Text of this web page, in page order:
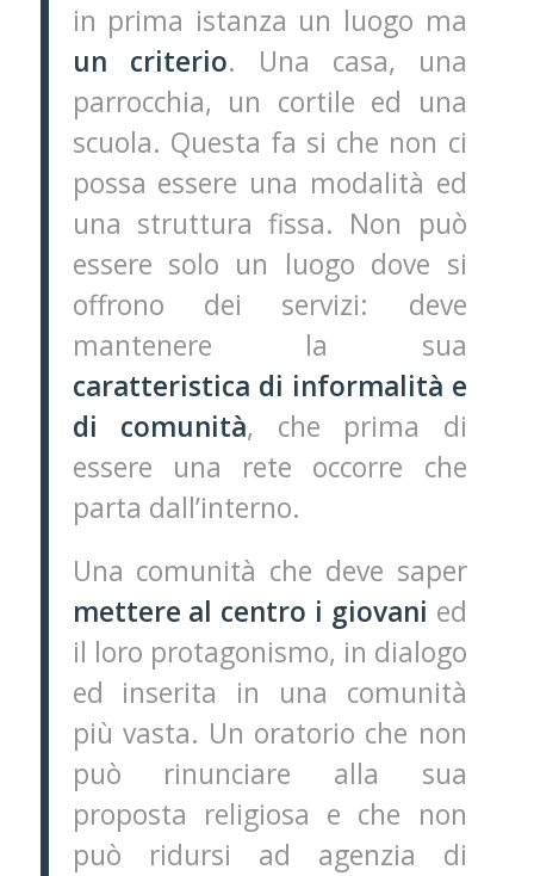
in prima istanza un luogo ma
un criterio. Una casa, una
parrocchia, un cortile ed una
scuola. Questa fa si che non ci
possa essere una modalità ed
una struttura fissa. Non può
essere solo un luogo dove si
offrono dei servizi: deve
mantenere la sua
caratteristica di informalità e
di comunità, che prima di
essere una rete occorre che
parta dall’interno.
Una comunità che deve saper
mettere al centro i giovani ed
il loro protagonismo, in dialogo
ed inserita in una comunità
più vasta. Un oratorio che non
può rinunciare alla sua
proposta religiosa e che non
può ridursi ad agenzia di